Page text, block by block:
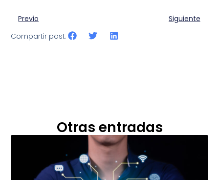
Previo
Siguiente
Compartir post:
Otras entradas